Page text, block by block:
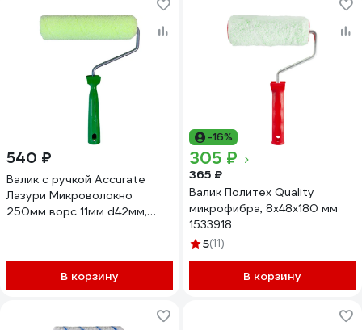
540 ₽
Валик с ручкой Accurate
Лазури Микроволокно
250мм ворс 11мм d42мм,
В корзину
-16%
305 ₽
365 ₽
Валик Политех Quality
микрофибра, 8x48x180 мм
1533918
5(11)
В корзину